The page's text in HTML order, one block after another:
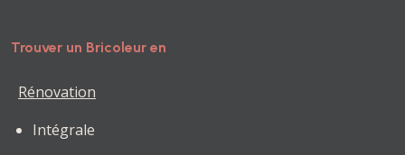
Trouver un Bricoleur en
Rénovation
Intégrale